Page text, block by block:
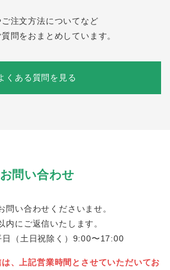
注文方法についてなど
問をおまとめしています。
くある質問を見る
お問い合わせ
問い合わせくださいませ。
内にご返信いたします。
日（土日祝除く）9:00〜17:00
、上記営業時間とさせていただいてお